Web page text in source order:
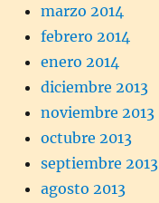
marzo 2014
febrero 2014
enero 2014
diciembre 2013
noviembre 2013
octubre 2013
septiembre 2013
agosto 2013